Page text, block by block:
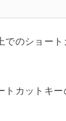
でのショー
トカットキ